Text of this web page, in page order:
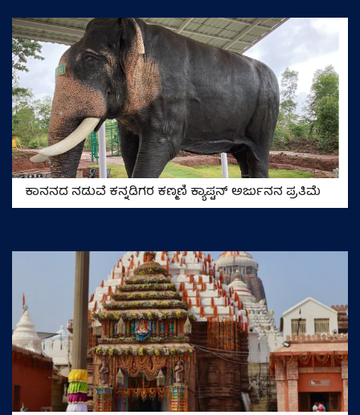
ಕಾನನದ ನಡುವೆ ಕನ್ನಡಿಗರ ಕಣ್ಮಣಿ ಕ್ಯಾಪ್ಟನ್ ಅರ್ಜುನನ ಪ್ರತಿಮೆ